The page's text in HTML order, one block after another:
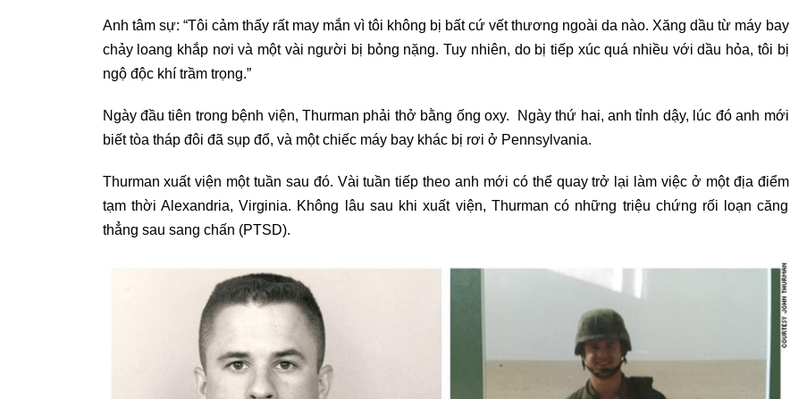
Anh tâm sự: “Tôi cảm thấy rất may mắn vì tôi không bị bất cứ vết thương ngoài da nào. Xăng dầu từ máy bay
chảy loang khắp nơi và một vài người bị bỏng nặng. Tuy nhiên, do bị tiếp xúc quá nhiều với dầu hỏa, tôi bị
ngộ độc khí trầm trọng.”
Ngày đầu tiên trong bệnh viện, Thurman phải thở bằng ống oxy. Ngày thứ hai, anh tỉnh dậy, lúc đó anh mới
biết tòa tháp đôi đã sụp đổ, và một chiếc máy bay khác bị rơi ở Pennsylvania.
Thurman xuất viện một tuần sau đó. Vài tuần tiếp theo anh mới có thể quay trở lại làm việc ở một địa điểm
tạm thời Alexandria, Virginia. Không lâu sau khi xuất viện, Thurman có những triệu chứng rối loạn căng
thẳng sau sang chấn (PTSD).